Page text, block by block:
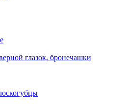
глазок, бронечашки